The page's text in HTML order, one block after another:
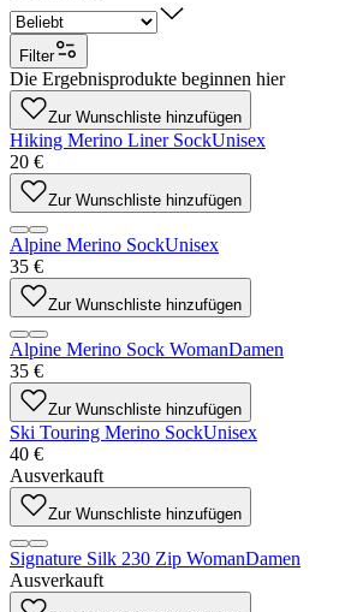
Filter
Die Ergebnisprodukte beginnen hier
Zur Wunschliste hinzufügen
Hiking Merino Liner SockUnisex
20 €
Zur Wunschliste hinzufügen
Alpine Merino SockUnisex
35 €
Zur Wunschliste hinzufügen
Alpine Merino Sock WomanDamen
35 €
Zur Wunschliste hinzufügen
Ski Touring Merino SockUnisex
40 €
Ausverkauft
Zur Wunschliste hinzufügen
Signature Silk 230 Zip WomanDamen
Ausverkauft